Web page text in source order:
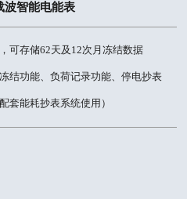
波智能电能表
可存储62天及12次月冻结数据
结功能、负荷记录功能、停电抄表
套能耗抄表系统使用）